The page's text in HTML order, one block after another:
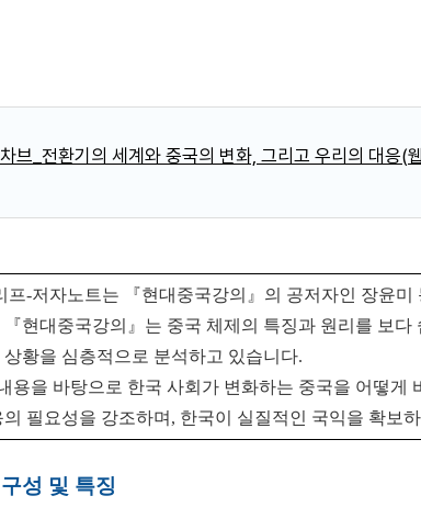
브_전환기의 세계와 중국의 변화, 그리고 우리의 대응(
프-저자노트는 『현대중국강의』의 공저자인 장윤
현대중국강의』는 중국 체제의 특징과 원리를 보
황을 심층적으로 분석하고 있습니다.
용을 바탕으로 한국 사회가 변화하는 중국을 어떻
필요성을 강조하며, 한국이 실질적인 국익을 확
성 및 특징